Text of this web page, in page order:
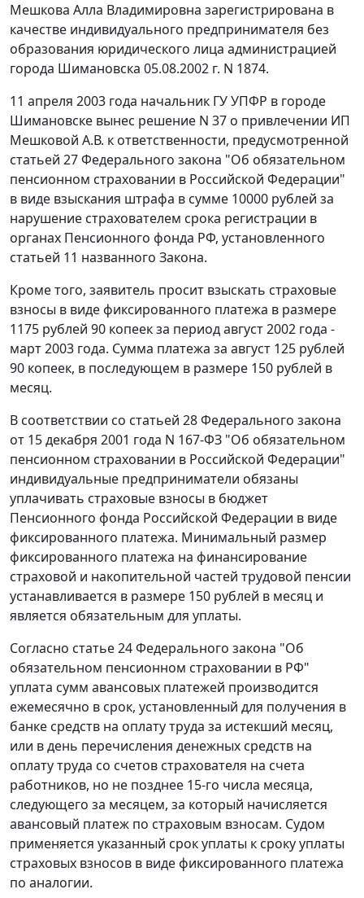
Мешкова Алла Владимировна зарегистрирована в
качестве индивидуального предпринимателя без
образования юридического лица администрацией
города Шимановска 05.08.2002 г. N 1874.
11 апреля 2003 года начальник ГУ УПФР в городе
Шимановске вынес решение N 37 о привлечении ИП
Мешковой А.В. к ответственности, предусмотренной
статьей 27Федерального закона "Об обязательном
пенсионном страховании в Российской Федерации"
в виде взыскания штрафа в сумме 10000 рублей за
нарушение страхователем срока регистрации в
органах Пенсионного фонда РФ, установленного
статьей 11 названного Закона.
Кроме того, заявитель просит взыскать страховые
взносы в виде фиксированного платежа в размере
1175 рублей 90 копеек за период август 2002 года -
март 2003 года. Сумма платежа за август 125 рублей
90 копеек, в последующем в размере 150 рублей в
месяц.
В соответствии со статьей 28Федерального закона
от 15 декабря 2001 года N 167-ФЗ "Об обязательном
пенсионном страховании в Российской Федерации"
индивидуальные предприниматели обязаны
уплачивать страховые взносы в бюджет
Пенсионного фонда Российской Федерации в виде
фиксированного платежа. Минимальный размер
фиксированного платежа на финансирование
страховой и накопительной частей трудовой пенсии
устанавливается в размере 150 рублей в месяц и
является обязательным для уплаты.
Согласно статье 24Федерального закона "Об
обязательном пенсионном страховании в РФ"
уплата сумм авансовых платежей производится
ежемесячно в срок, установленный для получения в
банке средств на оплату труда за истекший месяц,
или в день перечисления денежных средств на
оплату труда со счетов страхователя на счета
работников, но не позднее 15-го числа месяца,
следующего за месяцем, за который начисляется
авансовый платеж по страховым взносам. Судом
применяется указанный срок уплаты к сроку уплаты
страховых взносов в виде фиксированного платежа
по аналогии.